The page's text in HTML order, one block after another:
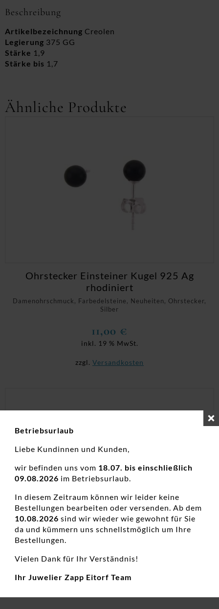
Beschreibung
Artikelbezeichnung Creolen
Legierung 375 GG
Stärke 1,9
Stärke bis 1,7
Ähnliche Produkte
Damenohrschmuck, Farbedelsteine, Neuheiten, Ohrstecker,
Silber
Ohrstecker Einsteiner Kugel 925 Ag
rhodiniert
11,00 €
inkl. 19 % MwSt.
zzgl. Versandkosten
Damenohrschmuck, Neuheiten, Ohrstecker, Silber
Ohrstecker ohne Stein 925 Ag rhodiniert
24,00€
Betriebsurlaub
Liebe Kundinnen und Kunden,
wir befinden uns vom 18.07. bis einschließlich
09.08.2026 im Betriebsurlaub.
In diesem Zeitraum können wir leider keine
Bestellungen bearbeiten oder versenden. Ab dem
10.08.2026 sind wir wieder wie gewohnt für Sie
da und kümmern uns schnellstmöglich um Ihre
Bestellungen.
Vielen Dank für Ihr Verständnis!
Ihr Juwelier Zapp Eitorf Team